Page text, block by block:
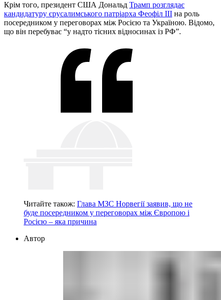
Крім того, президент США Дональд Трамп розглядає
кандидатуру єрусалимського патріарха Феофіл III на роль
посередником у переговорах між Росією та Україною. Відомо,
що він перебуває “у надто тісних відносинах із РФ”.
Читайте також: Глава МЗС Норвегії заявив, що не
буде посередником у переговорах між Європою і
Росією – яка причина
Автор